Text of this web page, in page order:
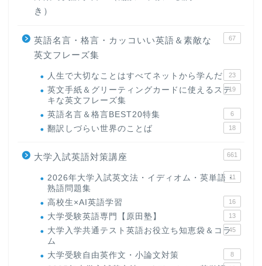
き）
英語名言・格言・カッコいい英語＆素敵な
英文フレーズ集
67
人生で大切なことはすべてネットから学んだ 23
英文手紙＆グリーティングカードに使えるステ
キな英文フレーズ集
19
英語名言＆格言BEST20特集 6
翻訳しづらい世界のことば 18
大学入試英語対策講座 661
2026年大学入試英文法・イディオム・英単語・
熟語問題集
11
高校生×AI英語学習 16
大学受験英語専門【原田塾】 13
大学入学共通テスト英語お役立ち知恵袋＆コラ
ム
45
大学受験自由英作文・小論文対策 8